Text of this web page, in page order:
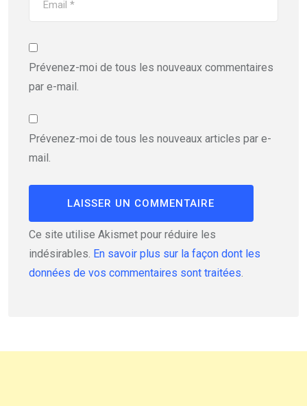
Prévenez-moi de tous les nouveaux commentaires
par e-mail.
Prévenez-moi de tous les nouveaux articles par e-
mail.
Ce site utilise Akismet pour réduire les
indésirables. En savoir plus sur la façon dont les
données de vos commentaires sont traitées.